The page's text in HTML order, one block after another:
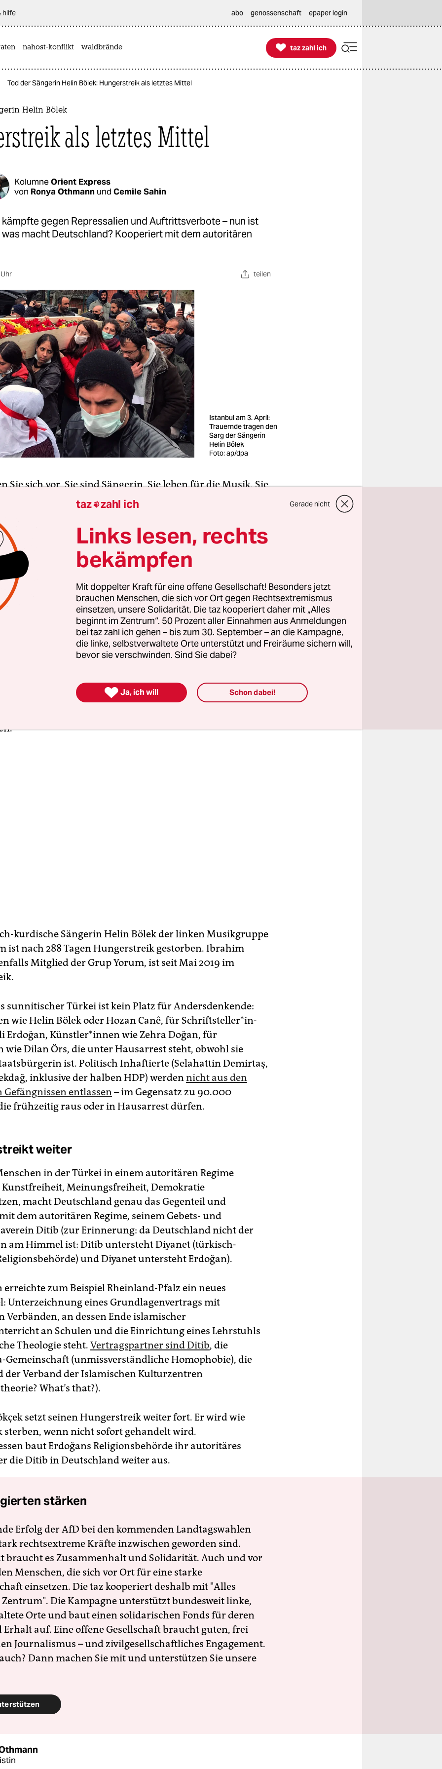
hilfe abo genossenschaft epaper login
nahost-konflikt waldbrände 
taz zahl ich
taz zahl ich
Tod der Sängerin Helin Bölek: Hungerstreik als letztes Mittel
Helin Bölek
als letztes Mittel
KolumneOrient Express
von Ronya Othmann und Cemile Sahin
kämpfte gegen Repressalien und Auftrittsverbote – nun ist
macht Deutschland? Kooperiert mit dem autoritären
teilen
Istanbul am 3. April:
Trauernde tragen den
Sarg der Sängerin
Helin Bölek
Foto: ap/dpa
Sie sich vor, Sie sind Sängerin, Sie leben für die Musik. Sie
in einer Band. Die Musik, die Sie machen, ist politisch,
das ist so, weil Sie in einem Land leben, in dem Faschismus
(ein Staat, eine Fahne, eine Sprache, eine Nation) ist. Weil
politisch ist, werden ihre Alben konfisziert. Mitglieder ihrer
ins Gefängnis und werden gefoltert. Sie machen weiter,
die Konzerte werden verboten , Ihre
bei Durchsuchungen zerstört.
es schon seit 1985, Sie stoßen später dazu. Die
hören nicht auf, ihre Kollegen kommen wieder ins
Sie dürfen nicht mehr singen. Sie treten in den
Der Hungerstreik ist keine Lösung, aber das letzte Mittel
an die Erdoğan-Regierung: Freilassung aller inhaftierten
Einstellung der Haftbefehle und Gerichtsverfahren,
kurdische Sängerin Helin Bölek der linken Musikgruppe
ist nach 288 Tagen Hungerstreik gestorben. Ibrahim
Mitglied der Grup Yorum, ist seit Mai 2019 im
sunnitischer Türkei ist kein Platz für Andersdenkende:
wie Helin Bölek oder Hozan Canê, für Schrift­stel­ler*in­
Erdoğan, Künstler*innen wie Zehra Doğan, für
wie Dilan Örs, die unter Hausarrest steht, obwohl sie
ist. Politisch Inhaftierte (Selahattin Demirtaş,
inklusive der halben HDP) werdennicht aus den
entlassen– im Gegensatz zu 90.000
frühzeitig raus oder in Hausarrest dürfen.
weiter
in der Türkei in einem autoritären Regime
Kunstfreiheit, Meinungsfreiheit, Demokratie
macht Deutschland genau das Gegenteil und
dem autoritären Regime, seinem Gebets- und
Ditib (zur Erinnerung: da Deutschland nicht der
am Himmel ist: Ditib untersteht Diyanet (türkisch-
und Di­ya­net untersteht Erdoğan).
erreichte zum Beispiel Rheinland-Pfalz ein neues
Unterzeichnung eines Grundlagenvertrags mit
Verbänden, an dessen Ende islamischer
an Schulen und die Einrichtung eines Lehrstuhls
Theologie steht. Vertragspartner sind Ditib, die
Gemeinschaft (unmissverständliche Homophobie), die
der Verband der Islamischen Kulturzentren
What’s that?).
setzt seinen Hungerstreik weiter fort. Er wird wie
sterben, wenn nicht sofort gehandelt wird.
baut Erdoğans Religionsbehörde ihr autoritäres
die Ditib in Deutschland weiter aus.
stärken
Erfolg der AfD bei den kommenden Landtagswahlen
rechtsextreme Kräfte inzwischen geworden sind.
braucht es Zusammenhalt und Solidarität. Auch und vor
Menschen, die sich vor Ort für eine starke
einsetzen. Die taz kooperiert deshalb mit "Alles
Die Kampagne unterstützt bundesweit linke,
Orte und baut einen solidarischen Fonds für deren
Erhalt auf. Eine offene Gesellschaft braucht guten, frei
Journalismus – und zivilgesellschaftliches Engagement.
Dann machen Sie mit und unterstützen Sie unsere
taz zahl ich Gerade nicht
Links lesen, rechts
bekämpfen
Mit doppelter Kraft für eine offene Gesellschaft! Besonders jetzt
brauchen Menschen, die sich vor Ort gegen Rechtsextremismus
einsetzen, unsere Solidarität. Die taz kooperiert daher mit „Alles
beginnt im Zentrum“. 50 Prozent aller Einnahmen aus Anmeldungen
bei taz zahl ich gehen – bis zum 30. September – an die Kampagne,
die linke, selbstverwaltete Orte unterstützt und Freiräume sichern will,
bevor sie verschwinden. Sind Sie dabei?
 Ja, ich will Schon dabei!